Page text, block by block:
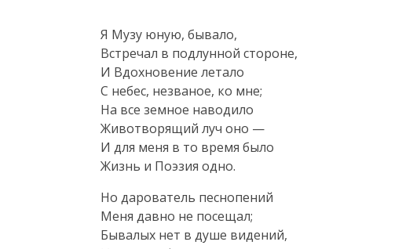
Текст произведения
Я Музу юную, бывало,
Встречал в подлунной стороне,
И Вдохновение летало
С небес, незваное, ко мне;
На все земное наводило
Животворящий луч оно —
И для меня в то время было
Жизнь и Поэзия одно.
Но дарователь песнопений
Меня давно не посещал;
Бывалых нет в душе видений,